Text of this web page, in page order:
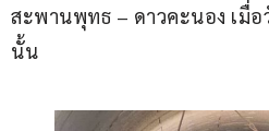
สะพานพุทธ – ดาวคะนอง เมื่
นั้น